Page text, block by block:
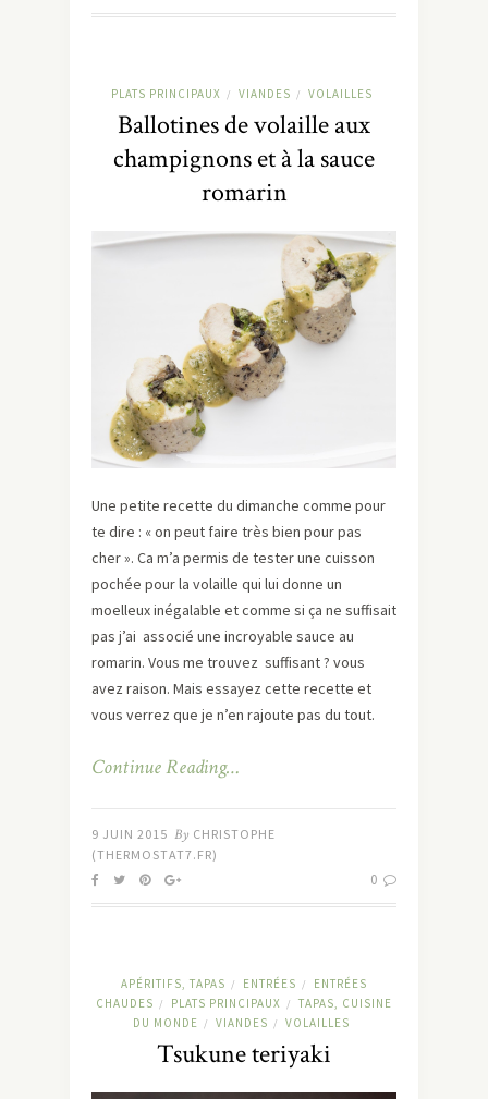
PLATS PRINCIPAUX / VIANDES / VOLAILLES
Ballotines de volaille aux
champignons et à la sauce
romarin
Une petite recette du dimanche comme pour
te dire : « on peut faire très bien pour pas
cher ». Ca m’a permis de tester une cuisson
pochée pour la volaille qui lui donne un
moelleux inégalable et comme si ça ne suffisait
pas j’ai associé une incroyable sauce au
romarin. Vous me trouvez suffisant ? vous
avez raison. Mais essayez cette recette et
vous verrez que je n’en rajoute pas du tout.
Continue Reading…
9 JUIN 2015 By CHRISTOPHE
(THERMOSTAT7.FR)
0
APÉRITIFS, TAPAS / ENTRÉES /
ENTRÉES
CHAUDES / PLATS PRINCIPAUX /
TAPAS, CUISINE
DU MONDE
/ VIANDES / VOLAILLES
Tsukune teriyaki